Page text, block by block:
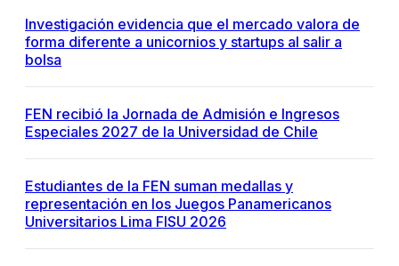
Investigación evidencia que el mercado valora de
forma diferente a unicornios y startups al salir a
bolsa
FEN recibió la Jornada de Admisión e Ingresos
Especiales 2027 de la Universidad de Chile
Estudiantes de la FEN suman medallas y
representación en los Juegos Panamericanos
Universitarios Lima FISU 2026